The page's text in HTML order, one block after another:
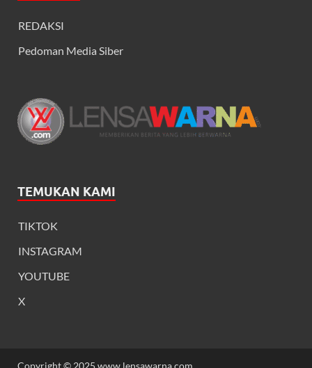
REDAKSI
Pedoman Media Siber
TEMUKAN KAMI
TIKTOK
INSTAGRAM
YOUTUBE
X